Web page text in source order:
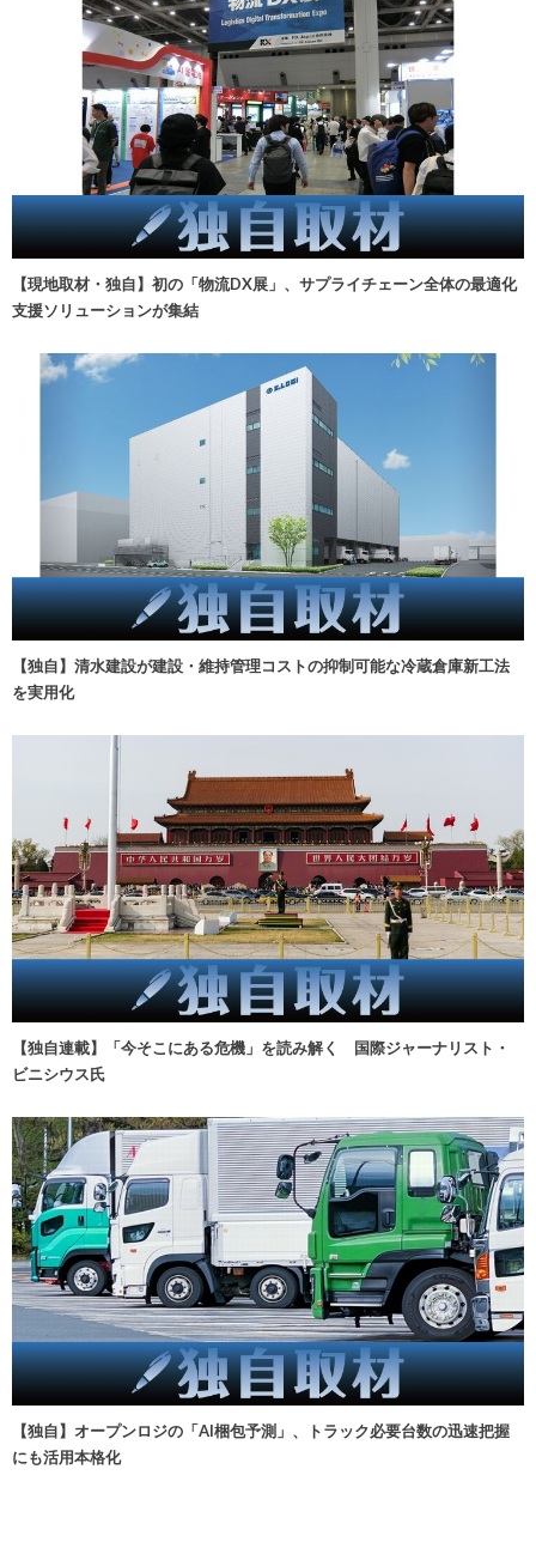
【現地取材・独自】初の「物流DX展」、サプライチェーン全体の最適化
支援ソリューションが集結
【独自】清水建設が建設・維持管理コストの抑制可能な冷蔵倉庫新工法
を実用化
【独自連載】「今そこにある危機」を読み解く 国際ジャーナリスト・
ビニシウス氏
【独自】オープンロジの「AI梱包予測」、トラック必要台数の迅速把握
にも活用本格化